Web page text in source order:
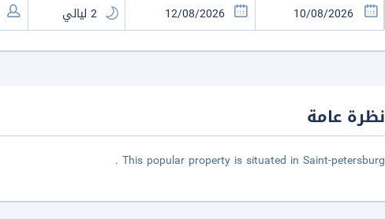
نظرة عامة
This popular property is situated in Saint-petersburg .